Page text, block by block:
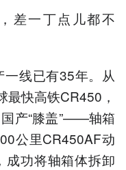
一丁点儿都不
线已有35年。从
最快高铁CR450，
产“膝盖”——轴箱
公里CR450AF动
成功将轴箱体拆卸